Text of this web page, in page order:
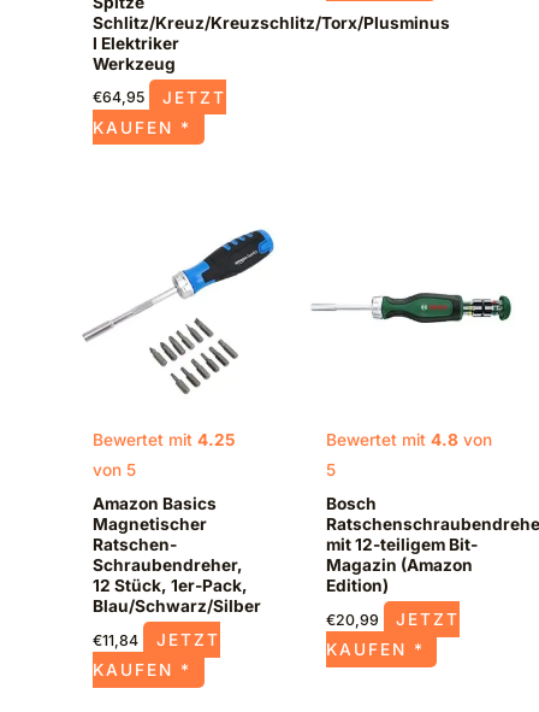
Schlitz/Kreuz/Kreuzschlitz/Torx/Plusminus
I Elektriker
Werkzeug
€64,95
JETZT
KAUFEN *
Bewertet mit4.25
von 5
Amazon Basics
Magnetischer
Ratschen-
Schraubendreher,
12 Stück, 1er-Pack,
Blau/Schwarz/Silber
€11,84
JETZT
KAUFEN *
Bewertet mit 4.8von
5
Bosch
mit 12-teiligem Bit-
Magazin (Amazon
Edition)
€20,99
JETZT
KAUFEN *